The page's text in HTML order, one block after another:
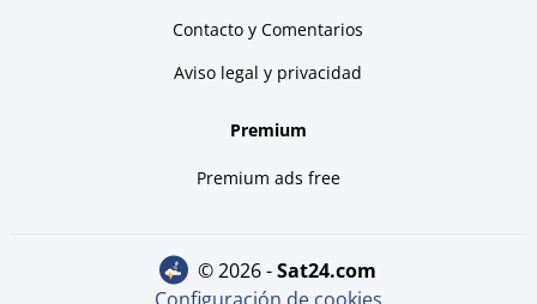
Contacto y Comentarios
Aviso legal y privacidad
Premium
Premium ads free
© 2026 - sat24.com